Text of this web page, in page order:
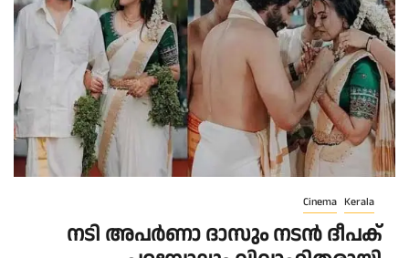
Cinema Kerala
നടി അപർണാ ദാസും നടൻ ദീപക്